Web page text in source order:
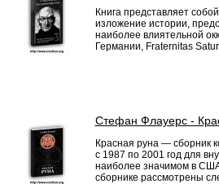
Книга представляет
изложение истории,
наиболее влиятельной
Германии, Fraternitas
Стефан Флауерс -
Красная руна — сборник
с 1987 по 2001 год для
наиболее значимом в
сборнике рассмотрены